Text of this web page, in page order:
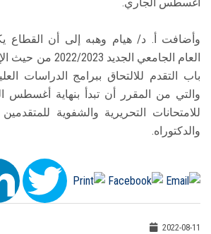
أغسطس الجاري.
وأضافت أ. د/ هيام وهبه إلى أن القطاع
العام الجامعي
باب التقدم للالتحاق ببرامج الدراسات
والتي من المقرر أن تبدأ بنهاية أغسطس
للامتحانات التحريرية والشفوية
والدكتوراه.
2022-08-11